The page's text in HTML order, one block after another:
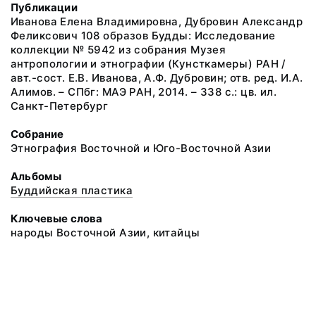
Публикации
Иванова Елена Владимировна, Дубровин Александр
Феликсович 108 образов Будды: Исследование
коллекции № 5942 из собрания Музея
антропологии и этнографии (Кунсткамеры) РАН /
авт.-сост. Е.В. Иванова, А.Ф. Дубровин; отв. ред. И.А.
Алимов. – СПбг: МАЭ РАН, 2014. – 338 с.: цв. ил.
Санкт-Петербург
Собрание
Этнография Восточной и Юго-Восточной Азии
Альбомы
Буддийская пластика
Ключевые слова
народы Восточной Азии, китайцы